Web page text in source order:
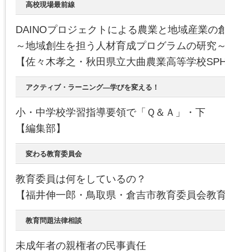
高校現場最前線
DAINOプロジェクトによる農業と地域産業
～地域創生を担う人材育成プログラムの研究
【佐々木孝之・秋田県立大曲農業高等学校
アクティブ・ラーニング―学びを変える！
小・中学校学習指導要領で「Ｑ＆Ａ」・下
【編集部】
変わる教育委員会
教育委員は何をしているの？
【福井伸一郎・鳥取県・倉吉市教育委員会教
教育問題法律相談
未成年者の親権者の民事責任